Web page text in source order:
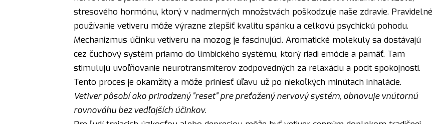
stresového hormónu, ktorý v nadmerných množstvách poškodzuje naše zdravie. Pravidelné
používanie vetiveru môže výrazne zlepšiť kvalitu spánku a celkovú psychickú pohodu.
Mechanizmus účinku vetiveru na mozog je fascinujúci. Aromatické molekuly sa dostávajú
cez čuchový systém priamo do limbického systému, ktorý riadi emócie a pamäť. Tam
stimulujú uvoľňovanie neurotransmiterov zodpovedných za relaxáciu a pocit spokojnosti.
Tento proces je okamžitý a môže priniesť úľavu už po niekoľkých minútach inhalácie.
Vetiver pôsobí ako prirodzený "reset" pre preťažený nervový systém, obnovuje vnútornú
rovnováhu bez vedľajších účinkov.